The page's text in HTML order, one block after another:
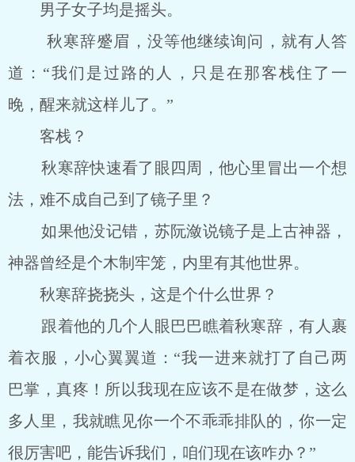
男子女子均是摇头。
秋寒辞蹙眉，没等他继续询问，就有人答
道：“我们是过路的人，只是在那客栈住了一
晚，醒来就这样儿了。”
客栈？
秋寒辞快速看了眼四周，他心里冒出一个想
法，难不成自己到了镜子里？
如果他没记错，苏阮潋说镜子是上古神器，
神器曾经是个木制牢笼，内里有其他世界。
秋寒辞挠挠头，这是个什么世界？
跟着他的几个人眼巴巴瞧着秋寒辞，有人裹
着衣服，小心翼翼道：“我一进来就打了自己两
巴掌，真疼！所以我现在应该不是在做梦，这么
多人里，我就瞧见你一个不乖乖排队的，你一定
很厉害吧，能告诉我们，咱们现在该咋办？”